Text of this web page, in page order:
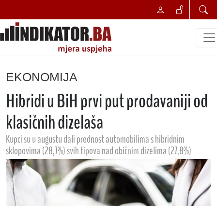
EKONOMIJA
Hibridi u BiH prvi put prodavaniji od
klasičnih dizelaša
Kupci su u augustu dali prednost automobilima s hibridnim
sklopovima (28,7%) svih tipova nad običnim dizelima (27,8%)